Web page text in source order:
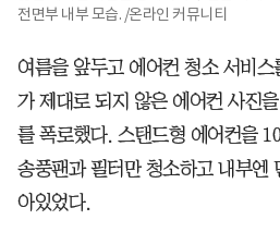
전면부 내부 모습. /온라인 커뮤니티
여름을 앞두고 에어컨 청소 서비
가 제대로 되지 않은 에어컨 사진
를 폭로했다. 스탠드형 에어컨을
송풍팬과 필터만 청소하고 내부엔
아있었다.